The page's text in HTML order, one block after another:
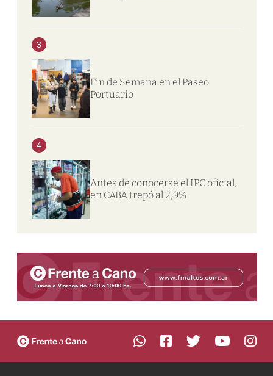
3
Fin de Semana en el Paseo
Portuario
4
Antes de conocerse el IPC oficial,
en CABA trepó al 2,9%